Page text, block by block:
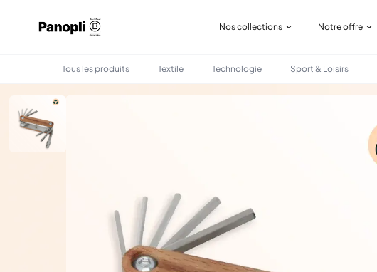
Nos collections Notre offre
Tous les produits Textile Technologie Sport & Loisirs
SPORT & LOISIRS KIT DE RÉPARATION VÉLO EN BOIS